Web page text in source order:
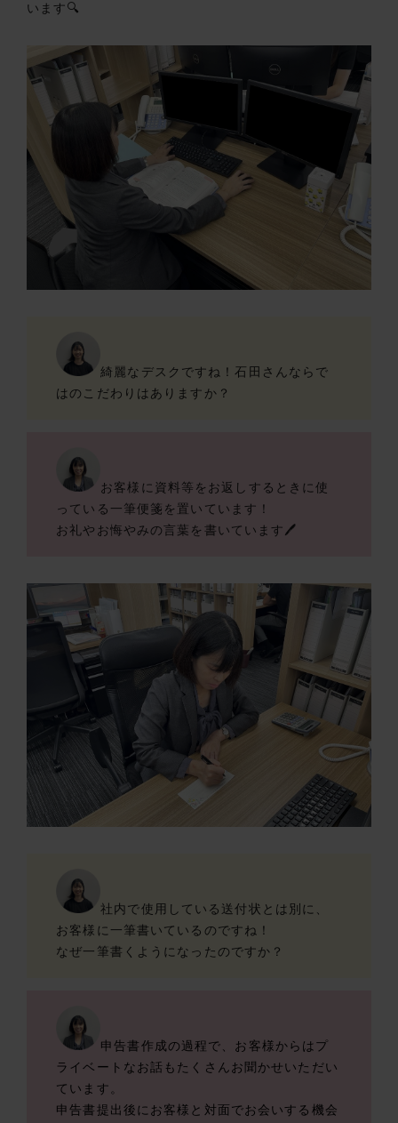
います🔍
綺麗なデスクですね！石田さんならで
はのこだわりはありますか？
お客様に資料等をお返しするときに使
っている一筆便箋を置いています！
お礼やお悔やみの言葉を書いています🖊️
社内で使用している送付状とは別に、
お客様に一筆書いているのですね！
なぜ一筆書くようになったのですか？
申告書作成の過程で、お客様からはプ
ライベートなお話もたくさんお聞かせいただい
ています。
申告書提出後にお客様と対面でお会いする機会